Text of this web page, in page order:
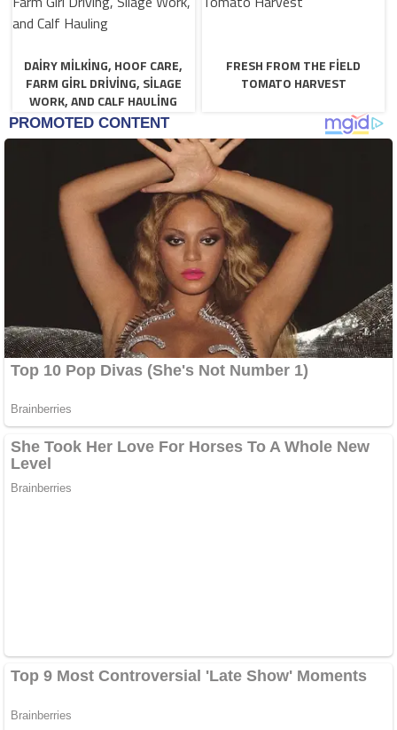
DAIRY MILKING, HOOF CARE,
FARM GIRL DRIVING, SILAGE
WORK, AND CALF HAULING
FRESH FROM THE FIELD
TOMATO HARVEST